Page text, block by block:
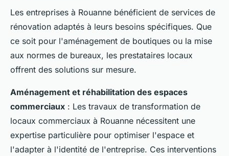
Les entreprises à Rouanne bénéficient de services de
rénovation adaptés à leurs besoins spécifiques. Que
ce soit pour l'aménagement de boutiques ou la mise
aux normes de bureaux, les prestataires locaux
offrent des solutions sur mesure.
Aménagement et réhabilitation des espaces
commerciaux : Les travaux de transformation de
locaux commerciaux à Rouanne nécessitent une
expertise particulière pour optimiser l'espace et
l'adapter à l'identité de l'entreprise. Ces interventions